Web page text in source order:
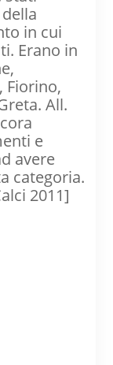
in cui
Erano in
Fiorino,
All.
e
avere
categoria.
2011]